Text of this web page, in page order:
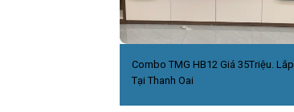
Combo TMG HB12 Giá 35Triệu. Lắp
Tại Thanh Oai